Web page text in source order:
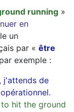
running »
en
un
par « être
exemple :
j'attends de
hit the ground